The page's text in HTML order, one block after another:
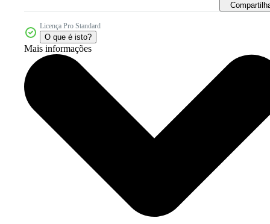
Licença Pro Standard
O que é isto?
Mais informações